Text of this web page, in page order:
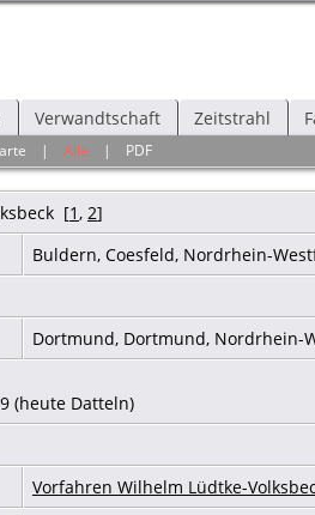
Verwandtschaft Zeitstrahl
|Alle | PDF
[1 , 2]
Buldern, Coesfeld, Nordrhein-
Dortmund, Dortmund, Nordrhein-
(heute Datteln)
Vorfahren Wilhelm Lüdtke-